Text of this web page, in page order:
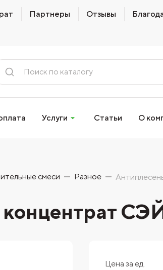
Партнеры Отзывы
Услуги Статьи О
смеси Разное
концентрат
Цена за ед.